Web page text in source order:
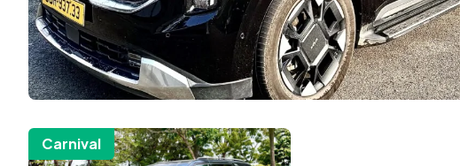
Carnival